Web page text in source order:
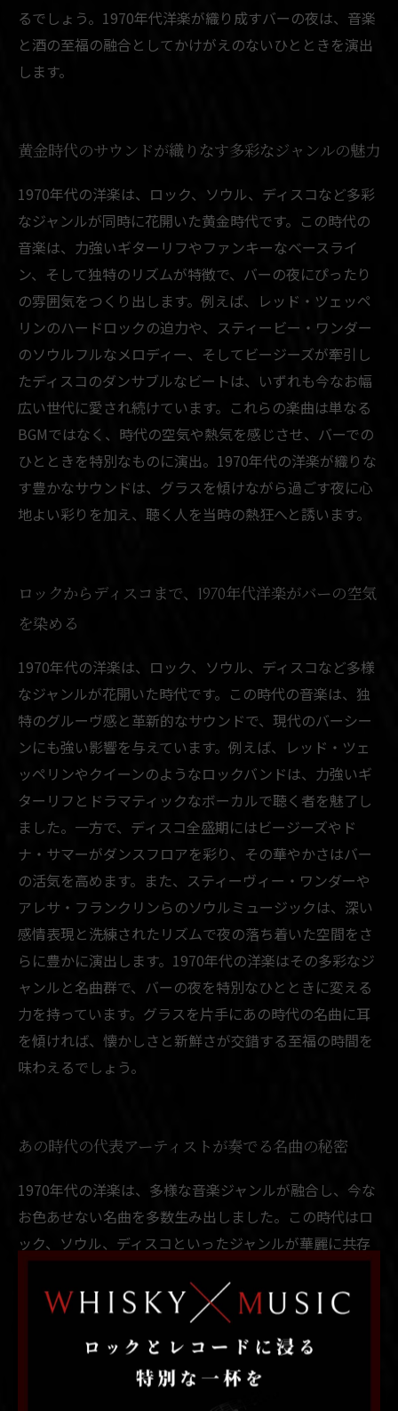
るでしょう。1970年代洋楽が織り成すバーの夜は、音楽
と酒の至福の融合としてかけがえのないひとときを演出
します。
黄金時代のサウンドが織りなす多彩なジャンルの魅力
1970年代の洋楽は、ロック、ソウル、ディスコなど多彩
なジャンルが同時に花開いた黄金時代です。この時代の
音楽は、力強いギターリフやファンキーなベースライ
ン、そして独特のリズムが特徴で、バーの夜にぴったり
の雰囲気をつくり出します。例えば、レッド・ツェッペ
リンのハードロックの迫力や、スティービー・ワンダー
のソウルフルなメロディー、そしてビージーズが牽引し
たディスコのダンサブルなビートは、いずれも今なお幅
広い世代に愛され続けています。これらの楽曲は単なる
BGMではなく、時代の空気や熱気を感じさせ、バーでの
ひとときを特別なものに演出。1970年代の洋楽が織りな
す豊かなサウンドは、グラスを傾けながら過ごす夜に心
地よい彩りを加え、聴く人を当時の熱狂へと誘います。
ロックからディスコまで、1970年代洋楽がバーの空気
を染める
1970年代の洋楽は、ロック、ソウル、ディスコなど多様
なジャンルが花開いた時代です。この時代の音楽は、独
特のグルーヴ感と革新的なサウンドで、現代のバーシー
ンにも強い影響を与えています。例えば、レッド・ツェ
ッペリンやクイーンのようなロックバンドは、力強いギ
ターリフとドラマティックなボーカルで聴く者を魅了し
ました。一方で、ディスコ全盛期にはビージーズやド
ナ・サマーがダンスフロアを彩り、その華やかさはバー
の活気を高めます。また、スティーヴィー・ワンダーや
アレサ・フランクリンらのソウルミュージックは、深い
感情表現と洗練されたリズムで夜の落ち着いた空間をさ
らに豊かに演出します。1970年代の洋楽はその多彩なジ
ャンルと名曲群で、バーの夜を特別なひとときに変える
力を持っています。グラスを片手にあの時代の名曲に耳
を傾ければ、懐かしさと新鮮さが交錯する至福の時間を
味わえるでしょう。
あの時代の代表アーティストが奏でる名曲の秘密
1970年代の洋楽は、多様な音楽ジャンルが融合し、今な
お色あせない名曲を多数生み出しました。この時代はロ
ック、ソウル、ディスコといったジャンルが華麗に共存
ウンドを確立しました。例えば、ロック界のレッド・ツ
ェッペリンやクイーンは力強いギターリフと革新的なボ
ーカルスタイルでシーンを席巻。ソウルのスティーヴィ
ー・ワンダーは繊細なメロディと深いリリックを届け、